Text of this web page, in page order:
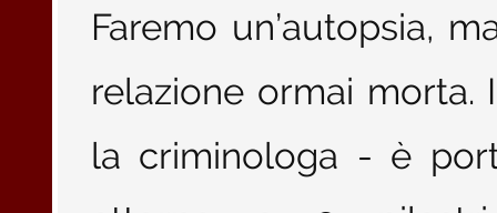
Faremo un’autopsia,
relazione ormai
la criminologa - è